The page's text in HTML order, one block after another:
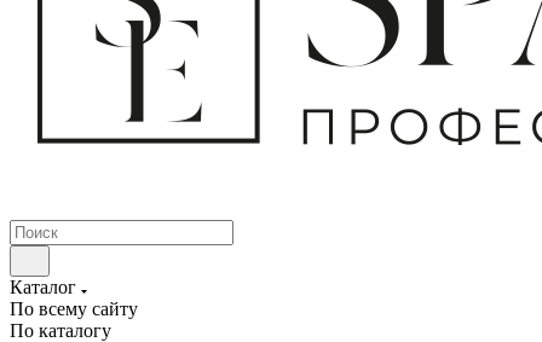
Каталог
По всему сайту
По каталогу